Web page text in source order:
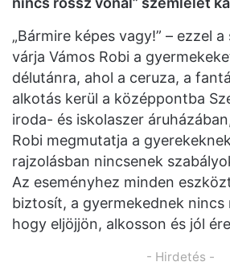
„Bármire képes vagy!” – ezzel
várja Vámos Robi a
délutánra, ahol a ceruza, a
alkotás kerül a középpontba
iroda- és iskolaszer
Robi megmutatja a
rajzolásban nincsenek
Az eseményhez minden
biztosít, a gyermekednek nincs
hogy eljöjjön, alkosson és jól
- Hirdetés -